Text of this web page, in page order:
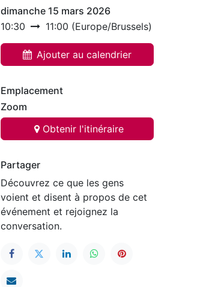
dimanche 15 mars 2026
10:30
11:00 (Europe/Brussels)
Ajouter au calendrier
Emplacement
Zoom
Obtenir l'itinéraire
Partager
Découvrez ce que les gens
voient et disent à propos de cet
événement et rejoignez la
conversation.